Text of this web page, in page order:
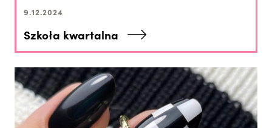
9.12.2024
Szkoła kwartalna